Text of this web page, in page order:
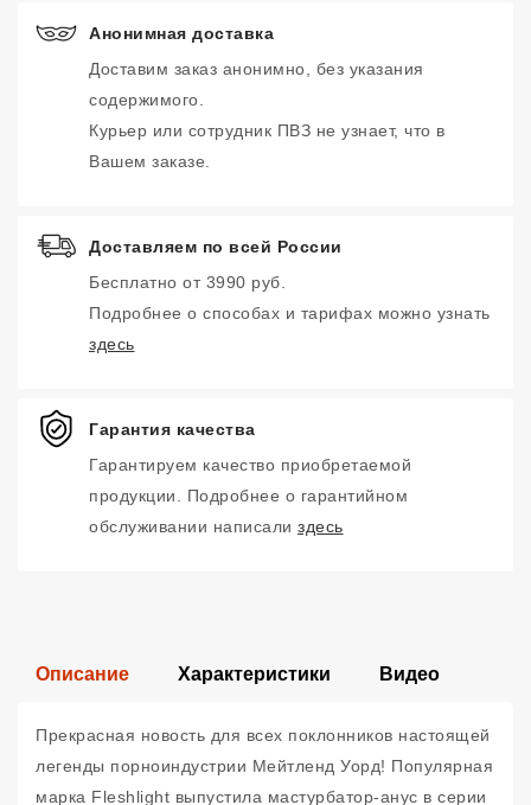
Анонимная доставка
Доставим заказ анонимно, без указания
содержимого.
Курьер или сотрудник ПВЗ не узнает, что в
Вашем заказе.
Доставляем по всей России
Бесплатно от 3990 руб.
Подробнее о способах и тарифах можно узнать
здесь
Гарантия качества
Гарантируем качество приобретаемой
продукции. Подробнее о гарантийном
обслуживании написали здесь
Описание Характеристики Видео
Прекрасная новость для всех поклонников настоящей
легенды порноиндустрии Мейтленд Уорд! Популярная
марка Fleshlight выпустила мастурбатор-анус в серии